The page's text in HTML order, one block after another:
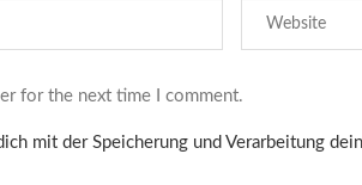
for the next time I comment.
mit der Speicherung und Verarbeitung